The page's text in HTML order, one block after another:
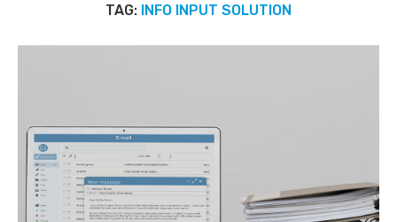
TAG: INFO INPUT SOLUTION